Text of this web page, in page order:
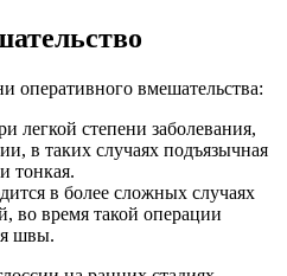
оперативного вмешательства:
легкой степени заболевания,
в таких случаях подъязычная
тонкая.
в более сложных случаях
во время такой операции
швы.